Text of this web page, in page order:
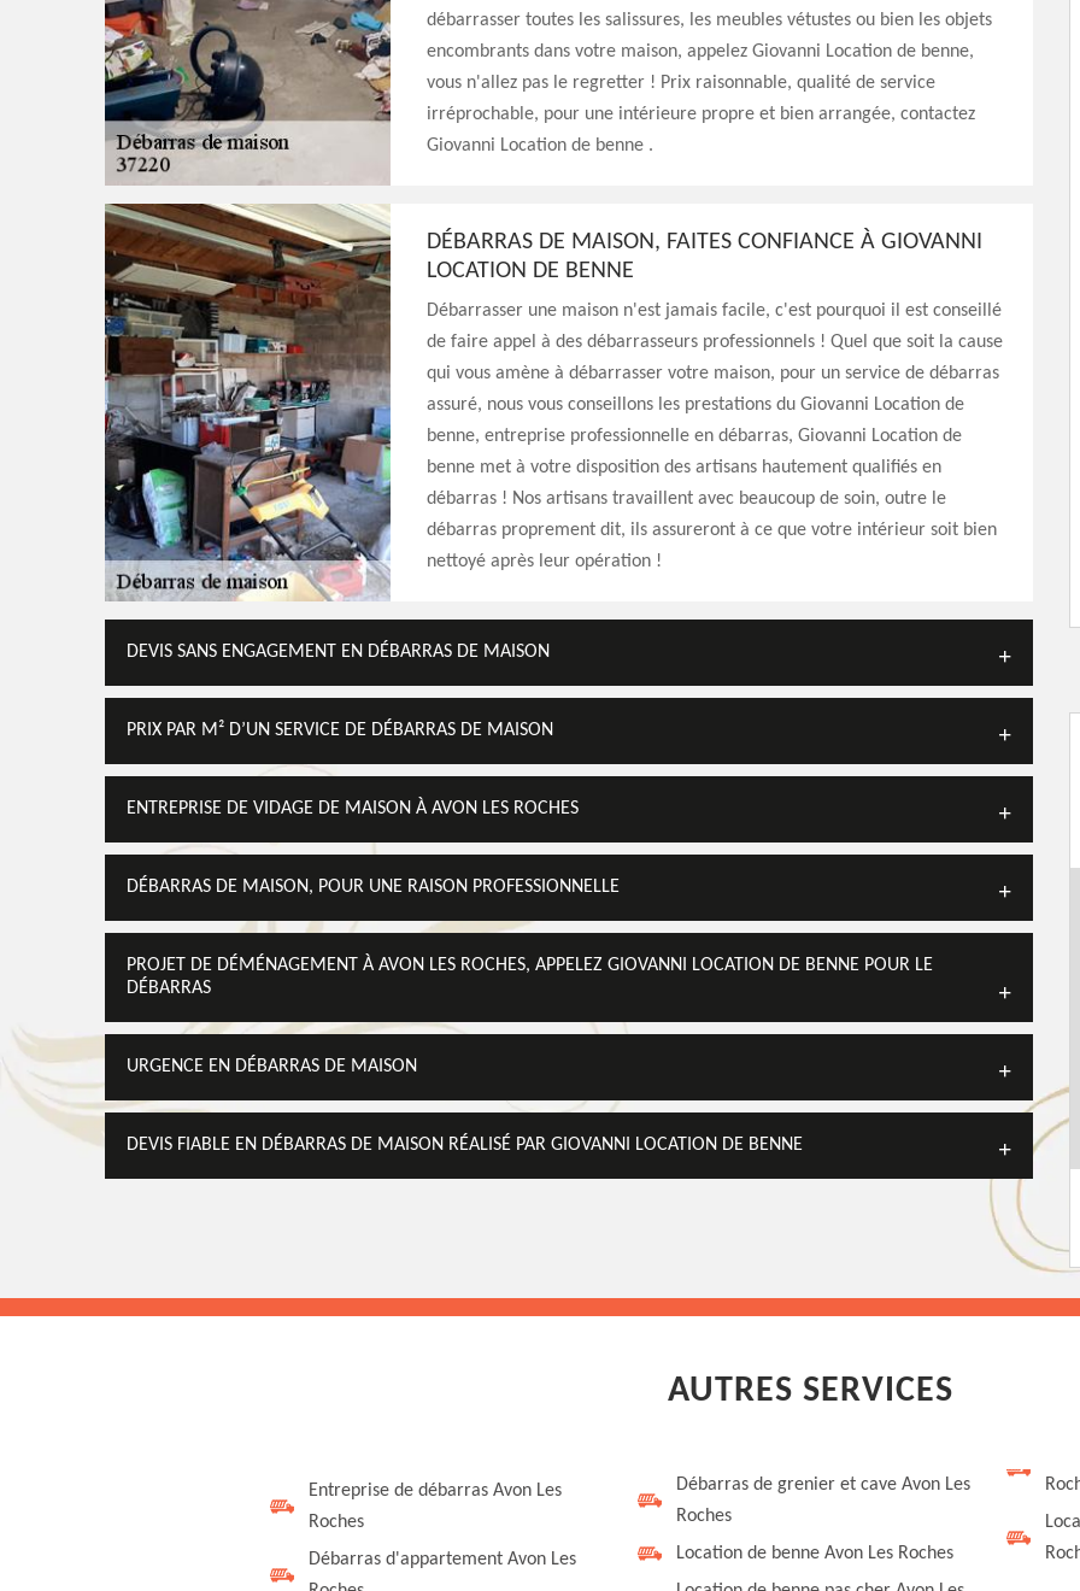
débarrasser toutes les salissures, les meubles vétustes ou bien les objets
encombrants dans votre maison, appelez Giovanni Location de benne,
vous n'allez pas le regretter ! Prix raisonnable, qualité de service
irréprochable, pour une intérieure propre et bien arrangée, contactez
Giovanni Location de benne .
DÉBARRAS DE MAISON, FAITES CONFIANCE À GIOVANNI
LOCATION DE BENNE
Débarrasser une maison n'est jamais facile, c'est pourquoi il est conseillé
de faire appel à des débarrasseurs professionnels ! Quel que soit la cause
qui vous amène à débarrasser votre maison, pour un service de débarras
assuré, nous vous conseillons les prestations du Giovanni Location de
benne, entreprise professionnelle en débarras, Giovanni Location de
benne met à votre disposition des artisans hautement qualifiés en
débarras ! Nos artisans travaillent avec beaucoup de soin, outre le
débarras proprement dit, ils assureront à ce que votre intérieur soit bien
nettoyé après leur opération !
DEVIS SANS ENGAGEMENT EN DÉBARRAS DE MAISON
PRIX PAR M² D’UN SERVICE DE DÉBARRAS DE MAISON
ENTREPRISE DE VIDAGE DE MAISON À AVON LES ROCHES
DÉBARRAS DE MAISON, POUR UNE RAISON PROFESSIONNELLE
PROJET DE DÉMÉNAGEMENT À AVON LES ROCHES, APPELEZ GIOVANNI LOCATION DE BENNE POUR LE
DÉBARRAS
URGENCE EN DÉBARRAS DE MAISON
DEVIS FIABLE EN DÉBARRAS DE MAISON RÉALISÉ PAR GIOVANNI LOCATION DE BENNE
AUTRES SERVICES
Entreprise de débarras Avon Les
Roches
Débarras d'appartement Avon Les
Débarras de grenier et cave Avon Les
Roches
Location de benne Avon Les Roches